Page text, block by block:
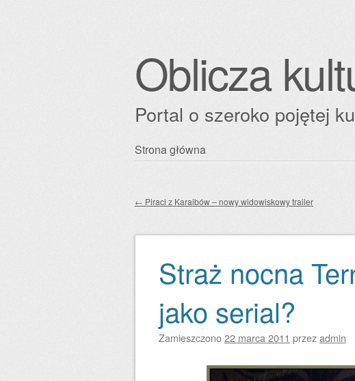
Oblicza
Portal o szeroko pojętej
Przejdź
Strona główna
Zobacz wpisy
← Piraci z Karaibów – nowy widowiskowy trailer
Straż nocna
jako serial?
Zamieszczono22 marca 2011 przezadmin